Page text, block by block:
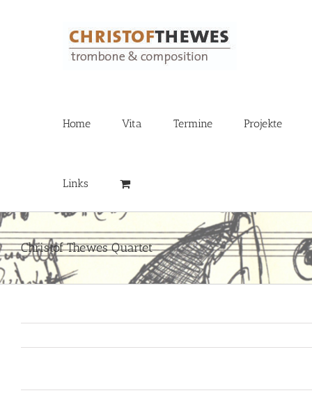
Home Vita Termine Projekte
Links
Christof Thewes Quartet